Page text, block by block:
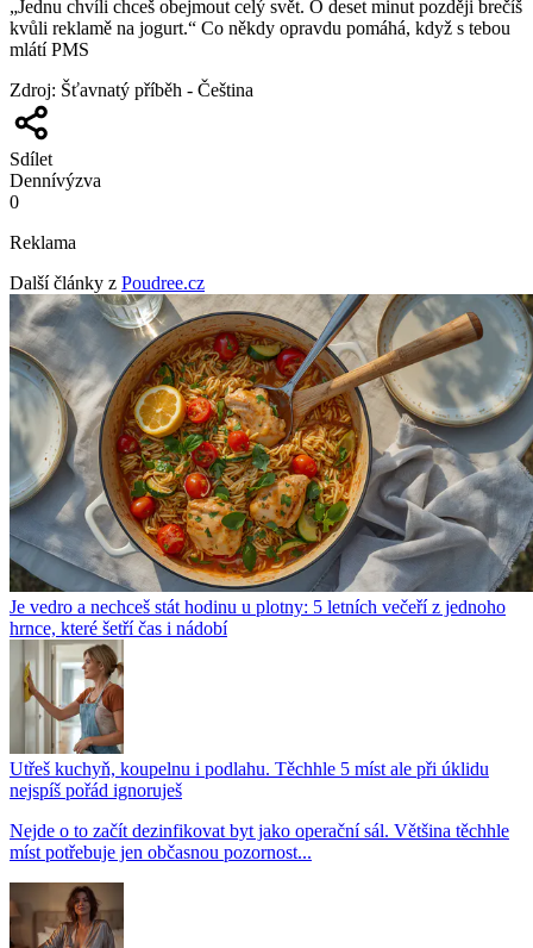
„Jednu chvíli chceš obejmout celý svět. O deset minut později brečíš
kvůli reklamě na jogurt.“ Co někdy opravdu pomáhá, když s tebou
mlátí PMS
Zdroj: Šťavnatý příběh - Čeština
Sdílet
Dennívýzva
0
Reklama
Další články z Poudree.cz
Je vedro a nechceš stát hodinu u plotny: 5 letních večeří z jednoho
hrnce, které šetří čas i nádobí
Utřeš kuchyň, koupelnu i podlahu. Těchhle 5 míst ale při úklidu
nejspíš pořád ignoruješ
Nejde o to začít dezinfikovat byt jako operační sál. Většina těchhle
míst potřebuje jen občasnou pozornost...